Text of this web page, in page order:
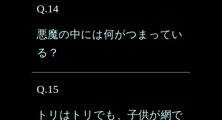
Q.14
悪魔の中には何がつまってい
る？
Q.15
トリはトリでも、子供が網で